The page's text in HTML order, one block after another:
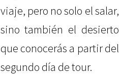
viaje, pero no solo el salar,
sino también el desierto
que conocerás a partir del
segundo día de tour.